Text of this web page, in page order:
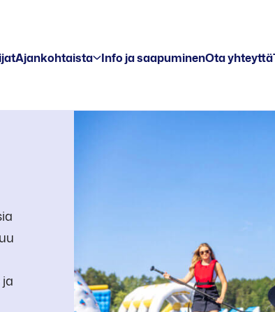
Ajankohtaista Info ja saapuminenOta yhteyttä